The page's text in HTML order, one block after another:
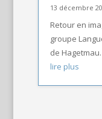
13 décembre
Retour en
groupe
de Hagetmau.
lire plus